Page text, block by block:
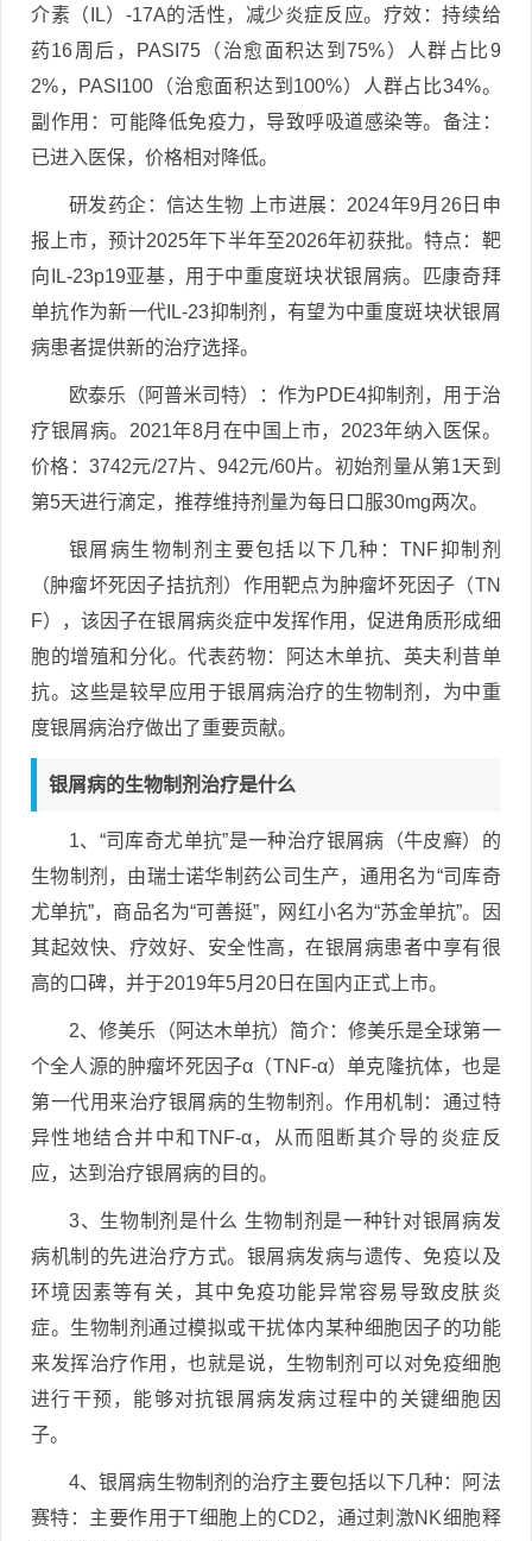
介素（IL）-17A的活性，减少炎症反应。疗效：持续给
药16周后，PASI75（治愈面积达到75%）人群占比9
2%，PASI100（治愈面积达到100%）人群占比34%。
副作用：可能降低免疫力，导致呼吸道感染等。备注：
已进入医保，价格相对降低。
研发药企：信达生物 上市进展：2024年9月26日申
报上市，预计2025年下半年至2026年初获批。特点：靶
向IL-23p19亚基，用于中重度斑块状银屑病。匹康奇拜
单抗作为新一代IL-23抑制剂，有望为中重度斑块状银屑
病患者提供新的治疗选择。
欧泰乐（阿普米司特）：作为PDE4抑制剂，用于治
疗银屑病。2021年8月在中国上市，2023年纳入医保。
价格：3742元/27片、942元/60片。初始剂量从第1天到
第5天进行滴定，推荐维持剂量为每日口服30mg两次。
银屑病生物制剂主要包括以下几种：TNF抑制剂
（肿瘤坏死因子拮抗剂）作用靶点为肿瘤坏死因子（TN
F），该因子在银屑病炎症中发挥作用，促进角质形成细
胞的增殖和分化。代表药物：阿达木单抗、英夫利昔单
抗。这些是较早应用于银屑病治疗的生物制剂，为中重
度银屑病治疗做出了重要贡献。
银屑病的生物制剂治疗是什么
1、“司库奇尤单抗”是一种治疗银屑病（牛皮癣）的
生物制剂，由瑞士诺华制药公司生产，通用名为“司库奇
尤单抗”，商品名为“可善挺”，网红小名为“苏金单抗”。因
其起效快、疗效好、安全性高，在银屑病患者中享有很
高的口碑，并于2019年5月20日在国内正式上市。
2、修美乐（阿达木单抗）简介：修美乐是全球第一
个全人源的肿瘤坏死因子α（TNF-α）单克隆抗体，也是
第一代用来治疗银屑病的生物制剂。作用机制：通过特
异性地结合并中和TNF-α，从而阻断其介导的炎症反
应，达到治疗银屑病的目的。
3、生物制剂是什么 生物制剂是一种针对银屑病发
病机制的先进治疗方式。银屑病发病与遗传、免疫以及
环境因素等有关，其中免疫功能异常容易导致皮肤炎
症。生物制剂通过模拟或干扰体内某种细胞因子的功能
来发挥治疗作用，也就是说，生物制剂可以对免疫细胞
进行干预，能够对抗银屑病发病过程中的关键细胞因
子。
4、银屑病生物制剂的治疗主要包括以下几种：阿法
赛特：主要作用于T细胞上的CD2，通过刺激NK细胞释